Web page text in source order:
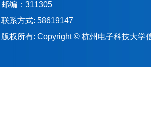
邮编：311305
联系方式: 58619147
版权所有: Copyright © 杭州电子科技大学